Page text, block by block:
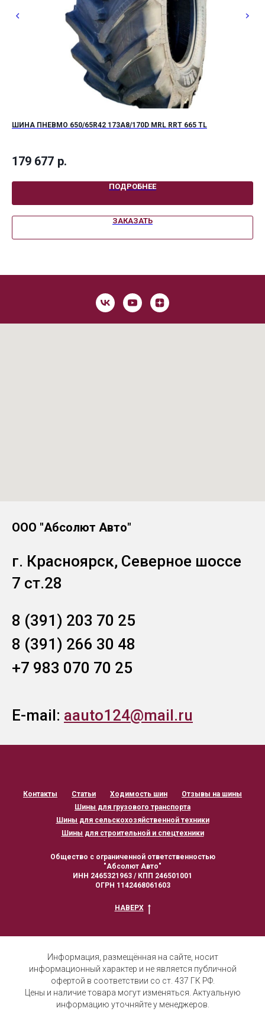
ШИНА ПНЕВМО 650/65R42 173A8/170D MRL RRT 665 TL
179 677 р.
ПОДРОБНЕЕ
ЗАКАЗАТЬ
ООО "Абсолют Авто"
г. Красноярск, Северное шоссе
7 ст.28
8 (391) 203 70 25
8 (391) 266 30 48
+7 983 070 70 25
E-mail: aauto124@mail.ru
Контакты Статьи Ходимость шин
Отзывы на шины
Шины для грузового транспорта
Шины для сельскохозяйственной техники
Шины для строительной и спецтехники
Общество с ограниченной ответственностью
"Абсолют Авто"
ИНН 2465321963 / КПП 246501001
ОГРН 1142468061603
НАВЕРХ
Информация, размещённая на сайте, носит
информационный характер и не является публичной
офертой в соответствии со ст. 437 ГК РФ.
Цены и наличие товара могут изменяться. Актуальную
информацию уточняйте у менеджеров.